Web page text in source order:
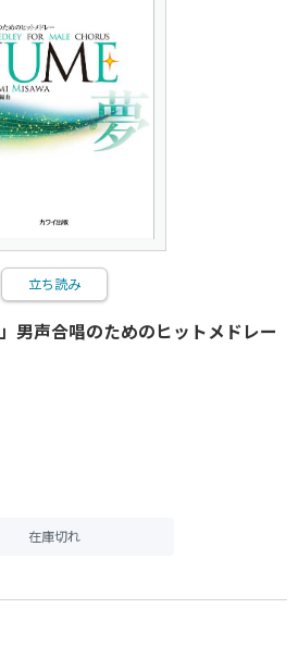
立ち読み
男声合唱のためのヒットメドレー
在庫切れ